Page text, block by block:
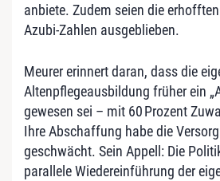
anbiete. Zudem seien die
Azubi‑Zahlen ausgeblieben.
Meurer erinnert daran, dass die
Altenpflegeausbildung früher ein
gewesen sei – mit 60 Prozent
Ihre Abschaffung habe die
geschwächt. Sein Appell: Die
parallele Wiedereinführung der